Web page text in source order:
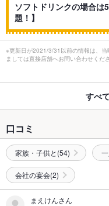
ソフトドリンクの場合
題！】
※更新日が2021/3/31以前の情報は、当
ましては直接店舗へお問い合わせくださ
すべ
口コミ
家族・子供と(54)
会社の宴会(2)
まえけんさん